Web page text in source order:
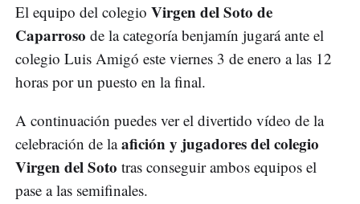
El equipo del colegio Virgen del Soto de
Caparroso de la categoría benjamín jugará ante el
colegio Luis Amigó este viernes 3 de enero a las 12
horas por un puesto en la final.
A continuación puedes ver el divertido vídeo de la
celebración de laafición y jugadores del colegio
Virgen del Soto tras conseguir ambos equipos el
pase a las semifinales.